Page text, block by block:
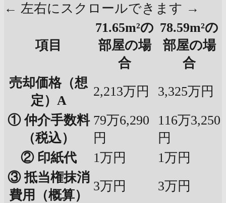
← 左右にスクロールできます →
項目
71.65m²の
部屋の場
合
78.59m²の
部屋の場
合
売却価格（想
定）A
2,213万円
3,325万円
① 仲介手数料
（税込）
79万6,290
円
116万3,250
円
② 印紙代
1万円
1万円
③ 抵当権抹消
費用（概算）
3万円
3万円